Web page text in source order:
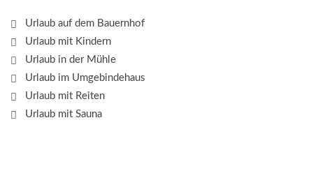
Urlaub auf dem Bauernhof
Urlaub mit Kindern
Urlaub in der Mühle
Urlaub im Umgebindehaus
Urlaub mit Reiten
Urlaub mit Sauna